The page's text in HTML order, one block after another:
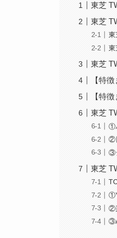
東芝
東芝
東芝
【特
【特
東芝
①
②
③
東芝
②